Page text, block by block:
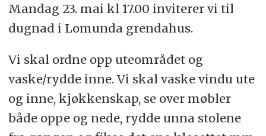
Mandag 23. mai kl 17.00 inviterer vi til
dugnad i Lomunda grendahus.
Vi skal ordne opp uteområdet og
vaske/rydde inne. Vi skal vaske vindu ute
og inne, kjøkkenskap, se over møbler
både oppe og nede, rydde unna stolene